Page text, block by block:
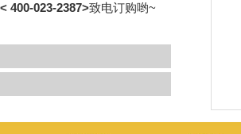
< 400-023-2387>致电订购哟~